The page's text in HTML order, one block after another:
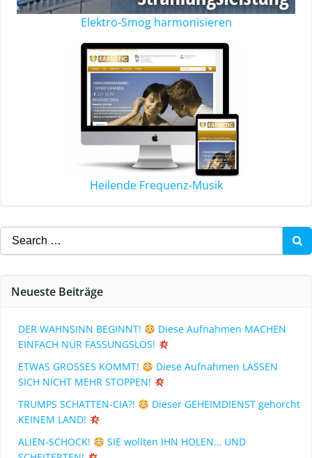
Elektro-Smog harmonisieren
Heilende Frequenz-Musik
Neueste Beiträge
DER WAHNSINN BEGINNT!
Diese Aufnahmen MACHEN
EINFACH NUR FASSUNGSLOS!
ETWAS GROSSES KOMMT!
Diese Aufnahmen LASSEN
SICH NICHT MEHR STOPPEN!
TRUMPS SCHATTEN-CIA?!
Dieser GEHEIMDIENST gehorcht
KEINEM LAND!
ALIEN-SCHOCK!
SIE wollten IHN HOLEN… UND